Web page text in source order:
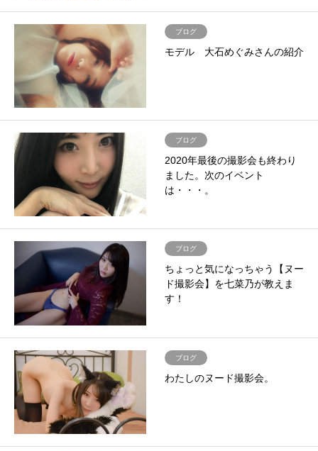
ブログ
モデル 大石めぐみさんの紹介
ブログ
2020年最後の撮影会も終わり
ました。次のイベント
は・・・。
ブログ
ちょっと気になっちゃう【ヌー
ド撮影会】を七菜乃が教えま
す！
ブログ
わたしのヌード撮影会。